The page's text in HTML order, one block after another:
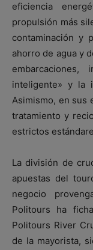
eficiencia
propulsión más
contaminación y
ahorro de agua y
inteligente» y la
Asimismo, en sus
tratamiento y
estrictos
La división de
apuestas del
negocio
Politours ha
Politours River
de la mayorista,